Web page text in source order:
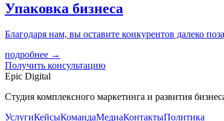
Упаковка бизнеса
Благодаря нам, вы оставите конкурентов далеко
подробнее →
Получить консультацию
Epic Digital
Студия комплексного маркетинга и развития
УслугиКейсыКомандаМедиаКонтактыПолитика